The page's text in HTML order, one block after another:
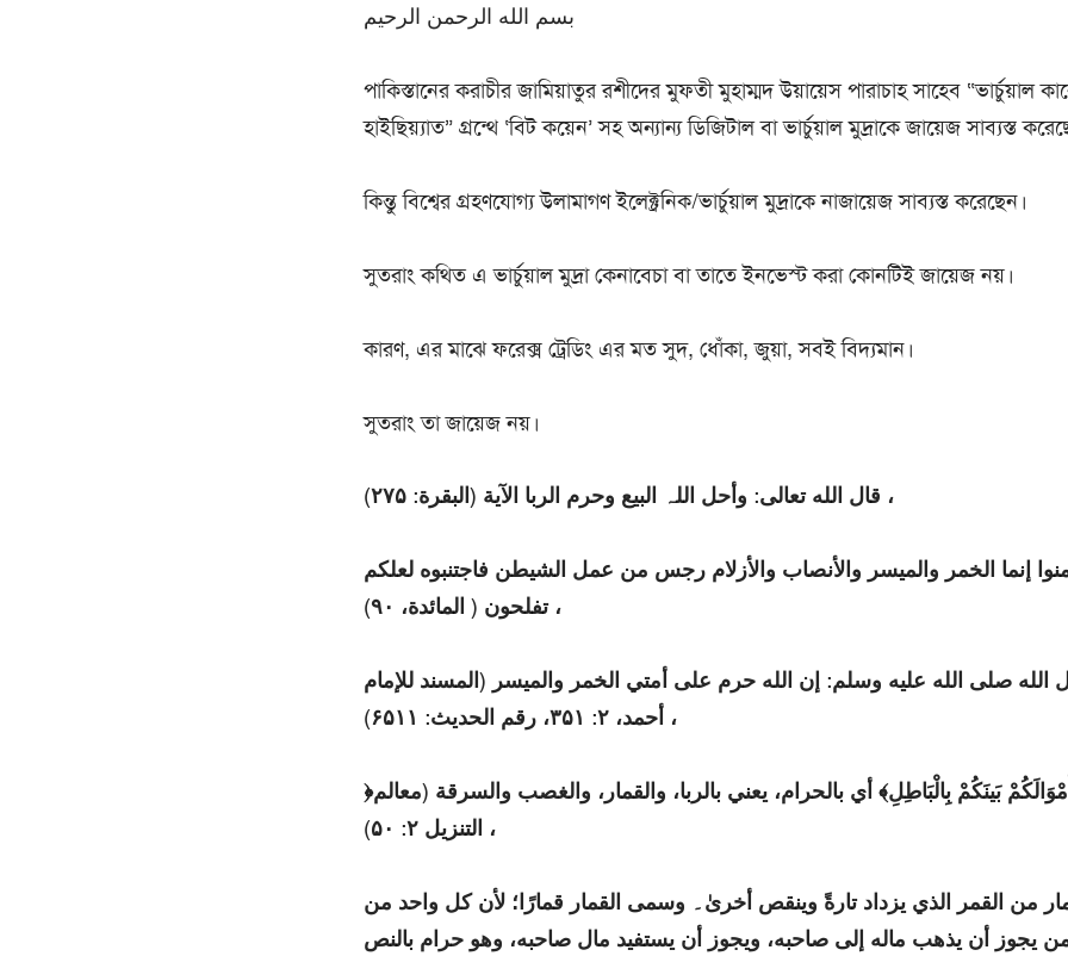
بسم الله الرحمن الرحيم
পাকিস্তানের করাচীর জামিয়াতুর রশীদের মুফতী মুহাম্মদ উয়ায়েস পারাচাহ সাহেব “ভার্চুয়াল
হাইছিয়্যাত” গ্রন্থে ‘বিট কয়েন’ সহ অন্যান্য ডিজিটাল বা ভার্চুয়াল মুদ্রাকে জায়েজ সাব্যস্ত
কিন্তু বিশ্বের গ্রহণযোগ্য উলামাগণ ইলেক্ট্রনিক/ভার্চুয়াল মুদ্রাকে নাজায়েজ সাব্যস্ত করেছেন।
সুতরাং কথিত এ ভার্চুয়াল মুদ্রা কেনাবেচা বা তাতে ইনভেস্ট করা কোনটিই জায়েজ নয়।
কারণ, এর মাঝে ফরেক্স ট্রেডিং এর মত সুদ, ধোঁকা, জুয়া, সবই বিদ্যমান।
সুতরাং তা জায়েজ নয়।
قال الله تعالی: وأحل اللہ البيع وحرم الربا الآية (البقرة: ۲۷۵) ،
آمنوا إنما الخمر والميسر والأنصاب والأزلام رجس من عمل الشيطن فاجتنبوه لعلکم
تفلحون ( المائدة، ۹۰) ،
صلی الله عليه وسلم: إن الله حرم علی أمتي الخمر والميسر (المسند للإمام
أحمد، ۲: ۳۵۱، رقم الحديث: ۶۵۱۱) ،
﴿وَلَا تَأْکُلُوْا أَمْوَالَکُمْ بَينَکُمْ بِالْبَاطِلِ﴾ أي بالحرام، يعني بالربا، والقمار، والغصب والسرقة (معالم
التنزيل ۲: ۵۰) ،
من القمر الذي يزداد تارةً وينقص أخریٰ۔ وسمی القمار قمارًا؛ لأن کل واحد من
يجوز أن يذهب ماله إلی صاحبه، ويجوز أن يستفيد مال صاحبه، وهو حرام بالنص